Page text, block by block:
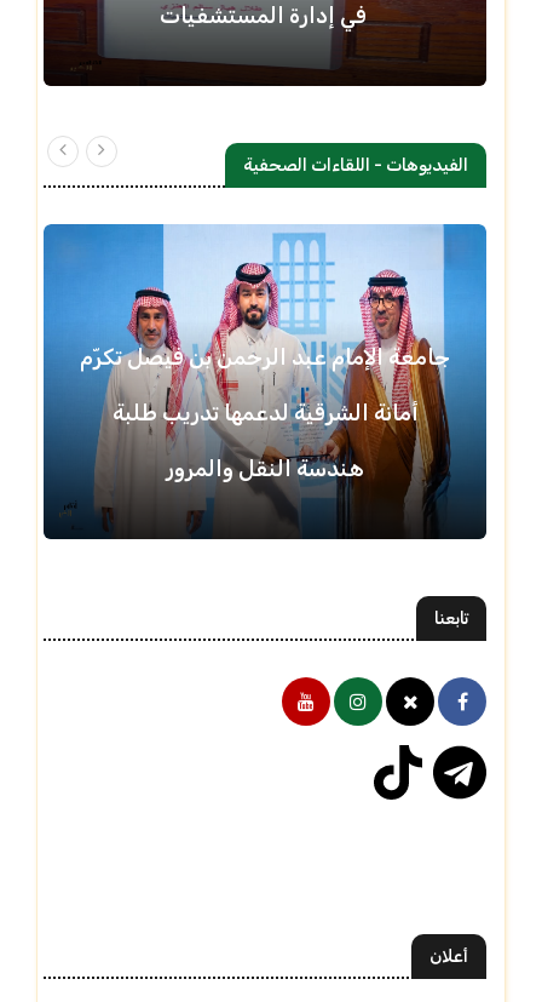
في إدارة المستشفيات
الفيديوهات - اللقاءات الصحفية
جامعة الإمام عبد الرحمن بن فيصل تكرّم
أمانة الشرقية لدعمها تدريب طلبة
هندسة النقل والمرور
تابعنا
أعلان